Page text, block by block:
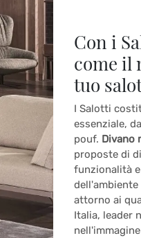
Con i
come il
tuo
I Salotti
essenziale,
pouf. Divano
proposte di
funzionalità
attorno ai
Italia, leader